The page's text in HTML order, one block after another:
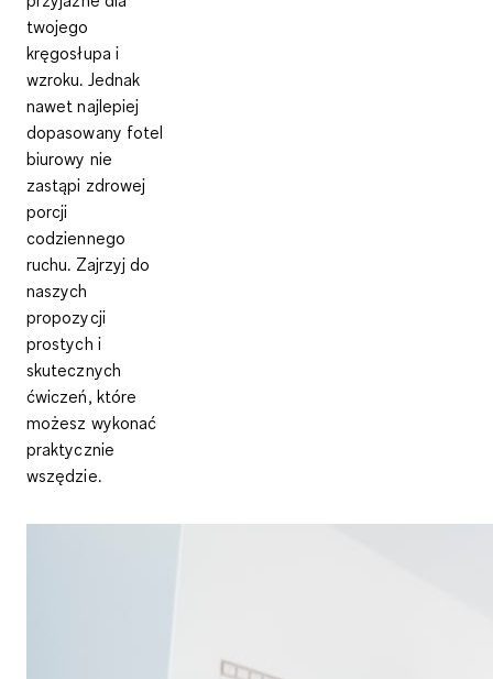
twojego
kręgosłupa i
wzroku. Jednak
nawet najlepiej
dopasowany fotel
biurowy nie
zastąpi zdrowej
porcji
codziennego
ruchu. Zajrzyj do
naszych
propozycji
prostych i
skutecznych
ćwiczeń, które
możesz wykonać
praktycznie
wszędzie.